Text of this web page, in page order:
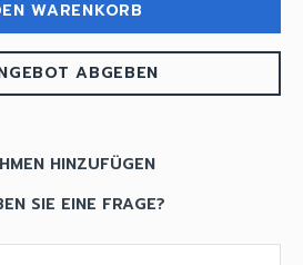
WARENKORB
ABGEBEN
HINZUFÜGEN
SIE EINE FRAGE?